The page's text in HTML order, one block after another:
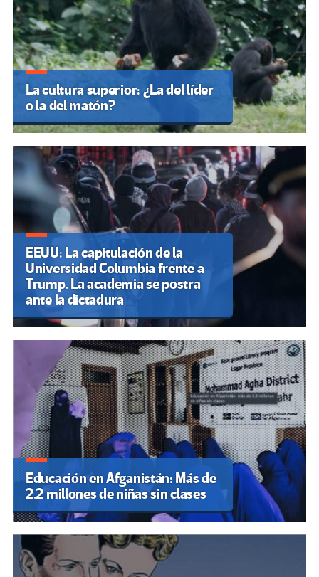
La cultura superior: ¿La del líder
o la del matón?
EEUU: La capitulación de la
Universidad Columbia frente a
Trump. La academia se postra
ante la dictadura
Educación en Afganistán: Más de
2.2 millones de niñas sin clases